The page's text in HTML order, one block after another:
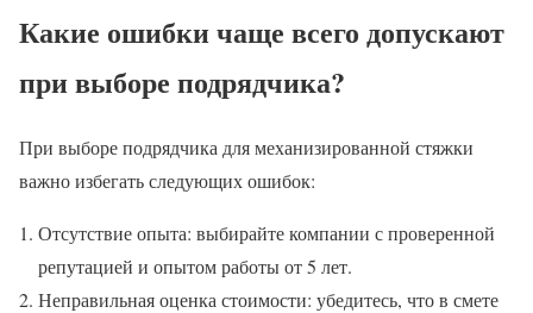
Какие ошибки чаще всего допускают
при выборе подрядчика?
При выборе подрядчика для механизированной стяжки
важно избегать следующих ошибок:
Отсутствие опыта: выбирайте компании с проверенной
репутацией и опытом работы от 5 лет.
Неправильная оценка стоимости: убедитесь, что в смете